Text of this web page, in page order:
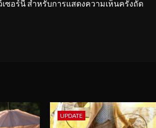
ซอร์นี้ สำหรับการแสดงความเห็นครั้งถัด
UPDATE